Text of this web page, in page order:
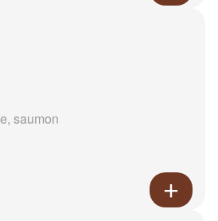
saumon